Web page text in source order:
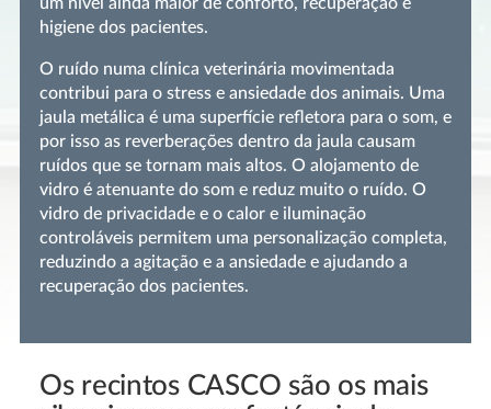
higiene dos pacientes.
O ruído numa clínica veterinária movimentada
contribui para o stress e ansiedade dos animais. Uma
jaula metálica é uma superfície refletora para o som, e
por isso as reverberações dentro da jaula causam
ruídos que se tornam mais altos. O alojamento de
vidro é atenuante do som e reduz muito o ruído. O
vidro de privacidade e o calor e iluminação
controláveis permitem uma personalização completa,
reduzindo a agitação e a ansiedade e ajudando a
recuperação dos pacientes.
Os recintos CASCO são os mais